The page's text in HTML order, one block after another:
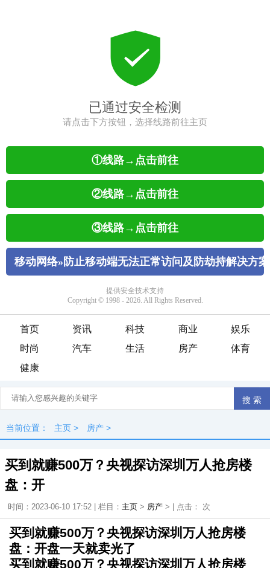
首页 资讯 科技 商业
娱乐
时尚
汽车 生活 房产
体育
健康
当前位置： 主页 > 房产 >
买到就赚500万？央视探访深圳万人抢房楼
盘：开
时间：2023-06-10 17:52 | 栏目： 主页 > 房产 > | 点击： 次
买到就赚500万？央视探访深圳万人抢房楼
盘：开盘一天就卖光了
买到就赚500万？央视探访深圳万人抢房楼